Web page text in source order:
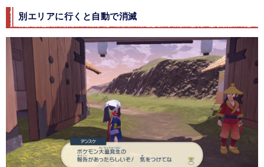
別エリアに行くと自動で消滅